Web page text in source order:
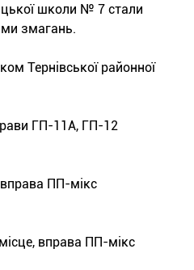
школи № 7 стали
змагань.
Тернівської районної
ГП-11А, ГП-12
вправа ПП-мікс
місце, вправа ПП-мікс